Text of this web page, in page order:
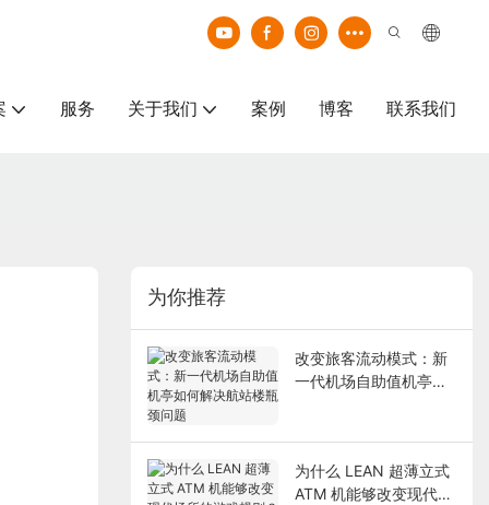
服务 关于我们 案例 博客 联系我们
为你推荐
改变旅客流动模式：新
一代机场自助值机亭如
为什么 LEAN 超薄立式
ATM 机能够改变现代场